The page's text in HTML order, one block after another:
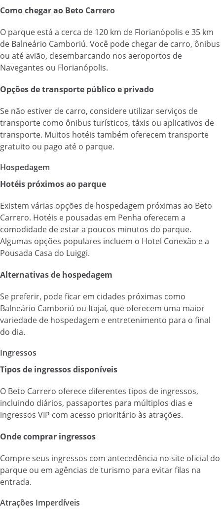
Como chegar ao Beto Carrero
O parque está a cerca de 120 km de Florianópolis e 35 km
de Balneário Camboriú. Você pode chegar de carro, ônibus
ou até avião, desembarcando nos aeroportos de
Navegantes ou Florianópolis.
Opções de transporte público e privado
Se não estiver de carro, considere utilizar serviços de
transporte como ônibus turísticos, táxis ou aplicativos de
transporte. Muitos hotéis também oferecem transporte
gratuito ou pago até o parque.
Hospedagem
Hotéis próximos ao parque
Existem várias opções de hospedagem próximas ao Beto
Carrero. Hotéis e pousadas em Penha oferecem a
comodidade de estar a poucos minutos do parque.
Algumas opções populares incluem o Hotel Conexão e a
Pousada Casa do Luiggi.
Alternativas de hospedagem
Se preferir, pode ficar em cidades próximas como
Balneário Camboriú ou Itajaí, que oferecem uma maior
variedade de hospedagem e entretenimento para o final
do dia.
Ingressos
Tipos de ingressos disponíveis
O Beto Carrero oferece diferentes tipos de ingressos,
incluindo diários, passaportes para múltiplos dias e
ingressos VIP com acesso prioritário às atrações.
Onde comprar ingressos
Compre seus ingressos com antecedência no site oficial do
parque ou em agências de turismo para evitar filas na
entrada.
Atrações Imperdíveis